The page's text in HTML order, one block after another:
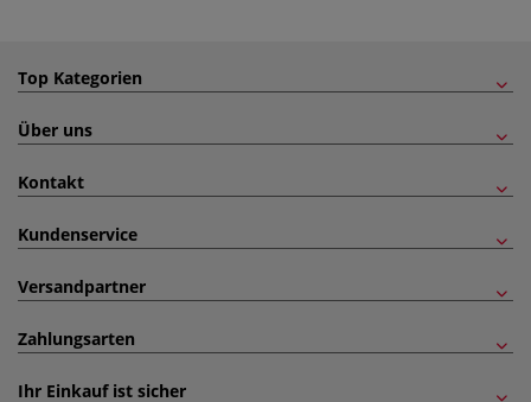
Top Kategorien
Über uns
Kontakt
Kundenservice
Versandpartner
Zahlungsarten
Ihr Einkauf ist sicher